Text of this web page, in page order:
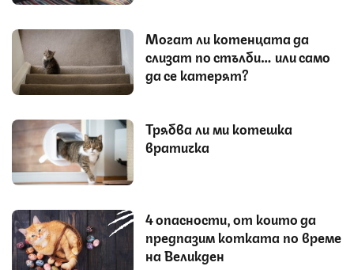
Могат ли котенцата да
слизат по стълби… или само
да се катерят?
Трябва ли ми котешка
вратичка
4 опасности, от които да
предпазим котката по време
на Великден